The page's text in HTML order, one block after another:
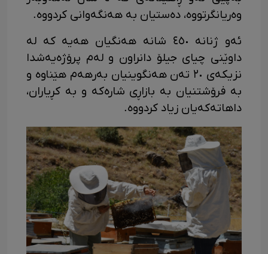
وەریانگرتووە، دەستیان بە هەنگەوانی کردووە.
ئەو ژنانە ٤٥٠ شانە هەنگیان هەیە کە لە
داوێنی چیای جیلۆ دانراون و لەم پرۆژەیەشدا
نزیکەی ٢٠ تەن هەنگوینیان بەرهەم هێناوە و
بە فرۆشتنیان بە بازاڕی شارەکە و بە کڕیاران،
داهاتەکەیان زیاد کردووە.